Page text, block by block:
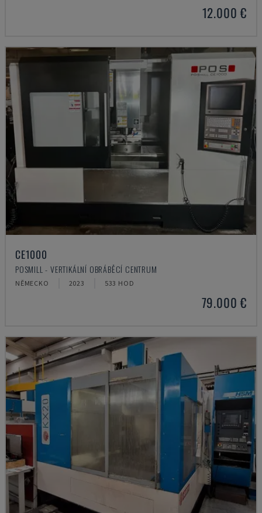
12.000 €
CE1000
POSMILL - VERTIKÁLNÍ OBRÁBĚCÍ CENTRUM
NĚMECKO 2023 533 HOD
79.000 €